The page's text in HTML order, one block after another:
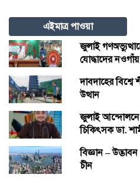
এইমাত্র পাওয়া
জুলাই
যোদ্ধাদের নওগাঁয়
দাবদাহের বিশ্বে
উত্থান
জুলাই আন্দোলনে
চিকিৎসক ডা.
বিজ্ঞান –
চীন